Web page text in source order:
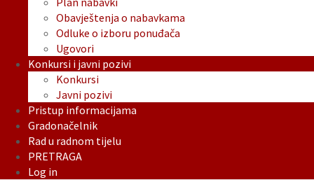
Obavještenja o nabavkama
Odluke o izboru ponuđača
Ugovori
Konkursi i javni pozivi
Konkursi
Javni pozivi
Pristup informacijama
Gradonačelnik
Rad u radnom tijelu
PRETRAGA
Log in